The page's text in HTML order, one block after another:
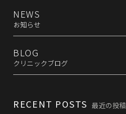
NEWS
お知らせ
BLOG
クリニックブログ
RECENT POSTS 最近の投稿